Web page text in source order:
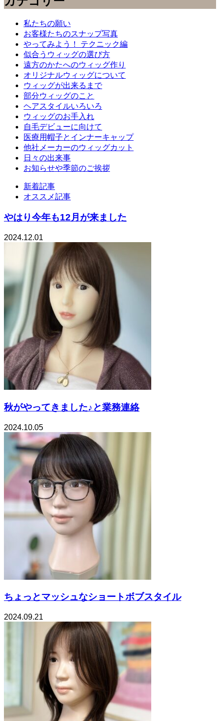
私たちの願い
お客様たちのスナップ写真
やってみよう！ テクニック編
似合うウィッグの選び方
遠方のかたへのウィッグ作り
オリジナルウィッグについて
ウィッグが出来るまで
部分ウィッグのこと
ヘアスタイルいろいろ
ウィッグのお手入れ
自毛デビューに向けて
医療用帽子とインナーキャップ
他社メーカーのウィッグカット
日々の出来事
お知らせや季節のご挨拶
新着記事
オススメ記事
やはり今年も12月が来ました
2024.12.01
秋がやってきました♪と業務連絡
2024.10.05
ちょっとマッシュなショートボブスタイル
2024.09.21